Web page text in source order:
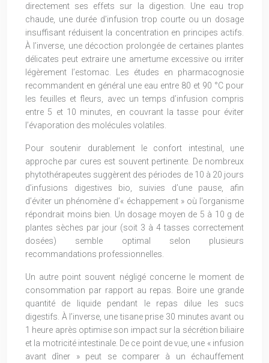
directement ses effets sur la digestion. Une eau trop
chaude, une durée d’infusion trop courte ou un dosage
insuffisant réduisent la concentration en principes actifs.
À l’inverse, une décoction prolongée de certaines plantes
délicates peut extraire une amertume excessive ou irriter
légèrement l’estomac. Les études en pharmacognosie
recommandent en général une eau entre 80 et 90 °C pour
les feuilles et fleurs, avec un temps d’infusion compris
entre 5 et 10 minutes, en couvrant la tasse pour éviter
l’évaporation des molécules volatiles.
Pour soutenir durablement le confort intestinal, une
approche par cures est souvent pertinente. De nombreux
phytothérapeutes suggèrent des périodes de 10 à 20 jours
d’infusions digestives bio, suivies d’une pause, afin
d’éviter un phénomène d’« échappement » où l’organisme
répondrait moins bien. Un dosage moyen de 5 à 10 g de
plantes sèches par jour (soit 3 à 4 tasses correctement
dosées) semble optimal selon plusieurs
recommandations professionnelles.
Un autre point souvent négligé concerne le moment de
consommation par rapport au repas. Boire une grande
quantité de liquide pendant le repas dilue les sucs
digestifs. À l’inverse, une tisane prise 30 minutes avant ou
1 heure après optimise son impact sur la sécrétion biliaire
et la motricité intestinale. De ce point de vue, une « infusion
avant dîner » peut se comparer à un échauffement